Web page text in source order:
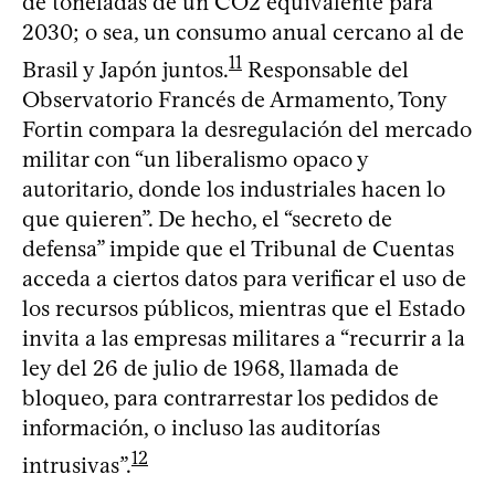
2030; o sea, un consumo anual cercano al de
Brasil y Japón juntos.11 Responsable del
Observatorio Francés de Armamento, Tony
Fortin compara la desregulación del mercado
militar con “un liberalismo opaco y
autoritario, donde los industriales hacen lo
que quieren”. De hecho, el “secreto de
defensa” impide que el Tribunal de Cuentas
acceda a ciertos datos para verificar el uso de
los recursos públicos, mientras que el Estado
invita a las empresas militares a “recurrir a la
ley del 26 de julio de 1968, llamada de
bloqueo, para contrarrestar los pedidos de
información, o incluso las auditorías
intrusivas”.12